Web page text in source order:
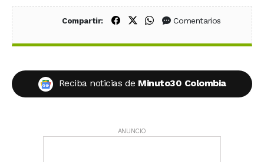
Compartir: Compartir en Facebook
Compartir en X (Twitter)
Compartir en WhatsApp
Comentarios
Reciba noticias de Minuto30 Colombia
ANUNCIO